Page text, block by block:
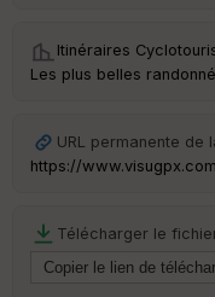
Itinéraires
Les plus belles
URL permanente de
https://
Télécharger le